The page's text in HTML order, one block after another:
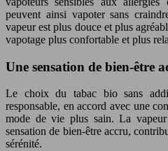
peuvent ainsi vapoter sans
vapeur est plus douce et plus
vapotage plus confortable et plus
Une sensation de bien-être
Le choix du tabac bio sans
responsable, en accord avec une
mode de vie plus sain. La
sensation de bien-être accru,
sérénité.